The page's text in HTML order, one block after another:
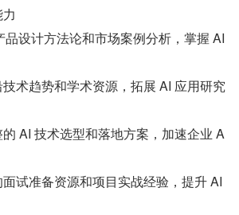
品设计方法论和市场案例分析，掌握 AI
技术趋势和学术资源，拓展 AI 应用研究
的 AI 技术选型和落地方案，加速企业 A
面试准备资源和项目实战经验，提升 AI